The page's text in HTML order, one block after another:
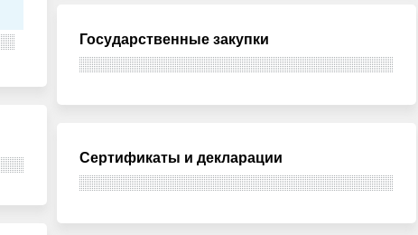
Государственные закупки
Сертификаты и декларации